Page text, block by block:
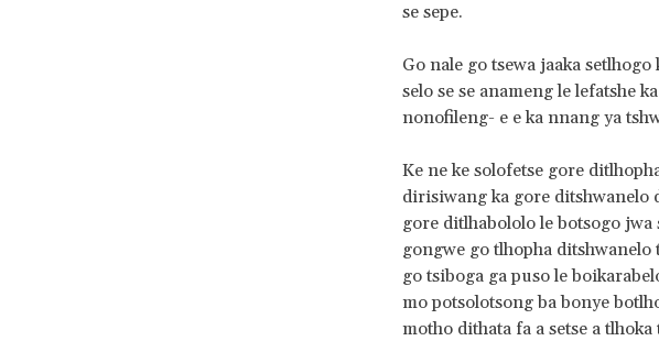
se sepe.
Go nale go tsewa jaaka
selo se se anameng le lefatshe
nonofileng- e e ka nnang ya
Ke ne ke solofetse gore
dirisiwang ka gore ditshwanelo
gore ditlhabololo le botsogo jwa
gongwe go tlhopha ditshwanelo
go tsiboga ga puso le
mo potsolotsong ba bonye
motho dithata fa a setse a